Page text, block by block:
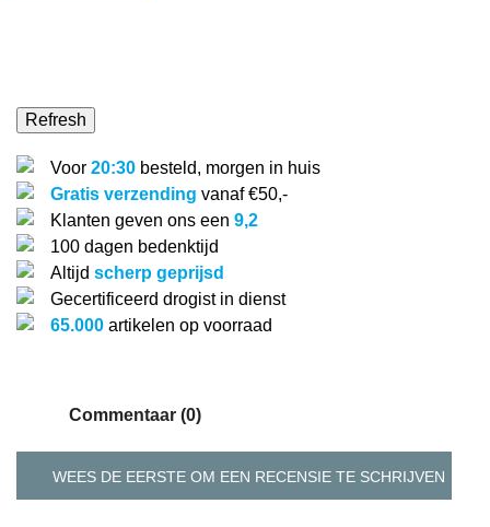
Voor 20:30 besteld, morgen in huis
Gratis verzending vanaf €50,-
Klanten geven ons een 9,2
100 dagen bedenktijd
Altijd scherp geprijsd
Gecertificeerd drogist in dienst
65.000 artikelen op voorraad
Commentaar (0)
WEES DE EERSTE OM EEN RECENSIE TE SCHRIJVEN